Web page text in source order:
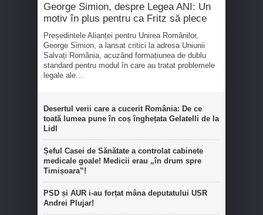
George Simion, despre Legea ANI: Un
motiv în plus pentru ca Fritz să plece
Președintele Alianței pentru Unirea Românilor,
George Simion, a lansat critici la adresa Uniunii
Salvați România, acuzând formațiunea de dublu
standard pentru modul în care au tratat problemele
legale ale...
Desertul verii care a cucerit România: De ce
toată lumea pune în coș înghețata Gelatelli de la
Lidl
Șeful Casei de Sănătate a controlat cabinete
medicale goale! Medicii erau „în drum spre
Timișoara”!
PSD și AUR i-au forțat mâna deputatului USR
Andrei Plujar!